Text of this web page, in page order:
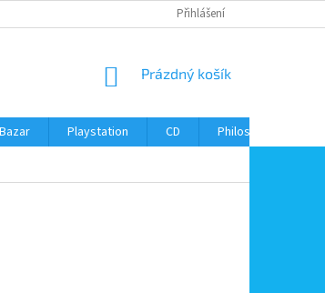
Přihlášení
NÁKUPNÍ
Prázdný košík
Bazar Playstation CD Philos